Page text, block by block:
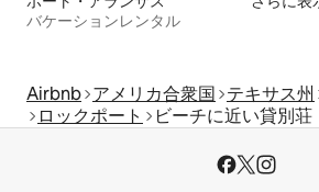
バケーションレンタル
Airbnb アメリカ合衆国 テキサス州
ロックポート
ビーチに近い貸別荘